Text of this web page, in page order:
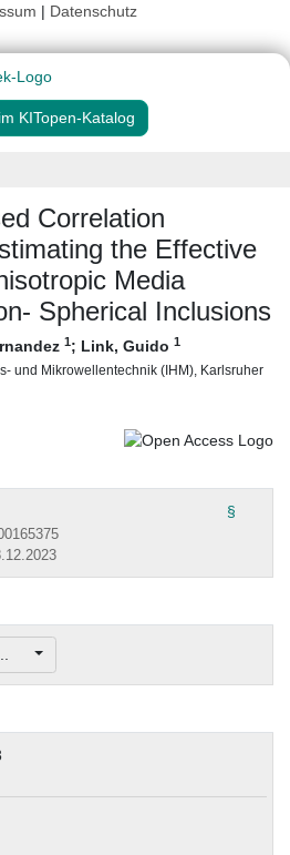
| Datenschutz
KITopen-Katalog
Correlation
the Effective
Media
Spherical Inclusions
1; Link, Guido 1
und Mikrowellentechnik (IHM), Karlsruher
§
...